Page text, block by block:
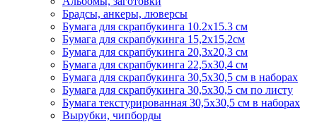
Брадсы, анкеры, люверсы
Бумага для скрапбукинга 10.2х15.3 см
Бумага для скрапбукинга 15,2х15,2см
Бумага для скрапбукинга 20,3х20,3 см
Бумага для скрапбукинга 22,5х30,4 см
Бумага для скрапбукинга 30,5х30,5 см в наборах
Бумага для скрапбукинга 30,5х30,5 см по листу
Бумага текстурированная 30,5х30,5 см в наборах
Вырубки, чипборды